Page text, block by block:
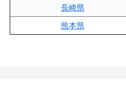
長崎県
熊本県